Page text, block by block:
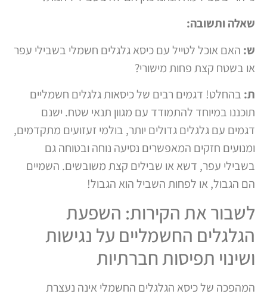
שאלה ותשובה:
ש:האם אוכל לטייל עם כיסא גלגלים חשמלי בשבילי עפר
או בשטח קצת פחות מישורי?
ת:בהחלט! דגמים רבים של כיסאות גלגלים חשמליים
תוכננו במיוחד להתמודד עם מגוון תנאי שטח. ישנם
דגמים עם גלגלים גדולים יותר, בולמי זעזועים מתקדמים,
ומנועים חזקים המאפשרים נסיעה נוחה ובטוחה גם
בשבילי עפר, דשא או שבילים קצת משובשים. השמיים
הם הגבול, או לפחות השביל הוא הגבול!
לשבור את הקירות: השפעת
הגלגלים החשמליים על נגישות
ושינוי תפיסות חברתיות
המהפכה של כיסא הגלגלים החשמלי אינה נעצרת